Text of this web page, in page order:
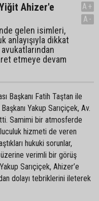
Ahizer'e
gelen isimleri,
anlayışıyla dikkat
etmeye devam
A+
A-
Başkanı Fatih Taştan ile
Yakup Sarıçiçek, Av.
Samimi bir atmosferde
hizmeti de veren
hukuki sorunlar,
verimli bir görüş
Sarıçiçek, Ahizer’e
dolayı tebriklerini ileterek